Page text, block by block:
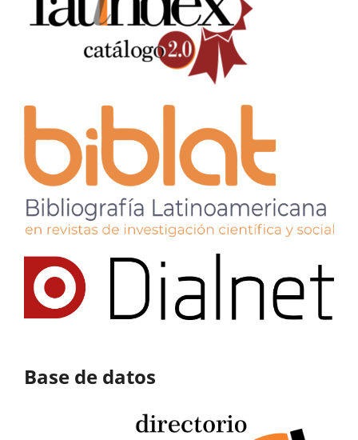
Base de datos